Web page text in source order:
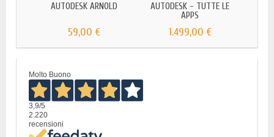
AUTODESK ARNOLD
59,00 €
AUTODESK - TUTTE LE
APPS
1.499,00 €
Molto Buono
3,9/5
2.220
recensioni